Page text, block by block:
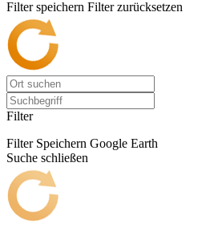
Filter speichern Filter zurücksetzen
Filter
Filter Speichern Google Earth
Suche schließen